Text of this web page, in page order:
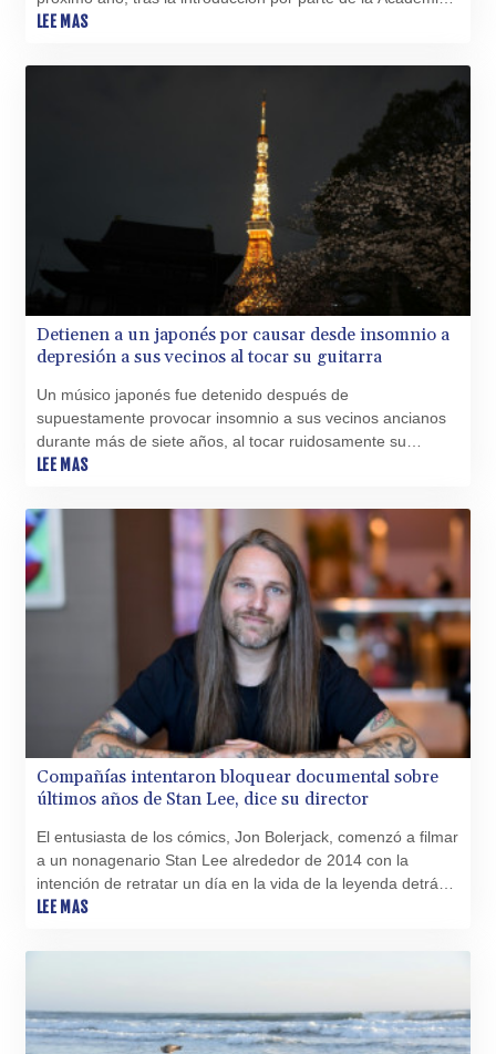
XOF 656.365501
XPF 119.331742
YER 273.211973
ZAR 18.719641
ZMK 10383.097013
ZMW 21.769605
ZWL 371.433908
de la Grabación de nuevas categorías que incluyen la de
LEE MAS
Detienen a un japonés por causar desde insomnio a
depresión a sus vecinos al tocar su guitarra
Un músico japonés fue detenido después de
supuestamente provocar insomnio a sus vecinos ancianos
durante más de siete años, al tocar ruidosamente su
guitarra, informó el martes la policía.
LEE MAS
Compañías intentaron bloquear documental sobre
últimos años de Stan Lee, dice su director
El entusiasta de los cómics, Jon Bolerjack, comenzó a filmar
a un nonagenario Stan Lee alrededor de 2014 con la
intención de retratar un día en la vida de la leyenda detrás
de muchos de los superhéroes de Marvel.
LEE MAS